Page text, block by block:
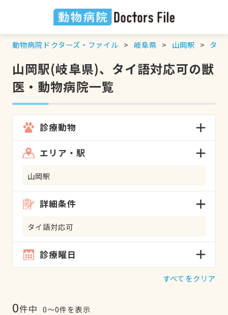
動物病院ドクターズ・ファイル 岐阜県 山岡駅 タイ
山岡駅(岐阜県)、タイ語対応可の獣
医・動物病院一覧
診療動物
エリア・駅
山岡駅
詳細条件
タイ語対応可
診療曜日
すべてをクリア
0件中 0〜0件を表示